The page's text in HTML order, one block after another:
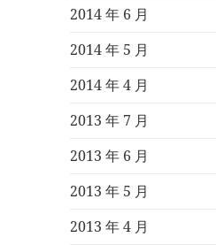
2014 年 6 月
2014 年 5 月
2014 年 4 月
2013 年 7 月
2013 年 6 月
2013 年 5 月
2013 年 4 月